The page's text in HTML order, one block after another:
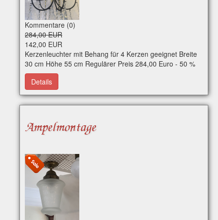
Kommentare (0)
284,00 EUR
142,00 EUR
Kerzenleuchter mit Behang für 4 Kerzen geeignet Breite
30 cm Höhe 55 cm Regulärer Preis 284,00 Euro - 50 %
Nachlass Art-Nr. e0232 Per WhatsApp erreichbar
Details
Ampelmontage